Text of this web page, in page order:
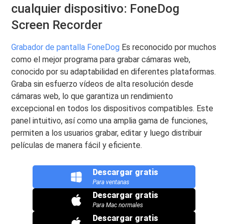
cualquier dispositivo: FoneDog
Screen Recorder
Grabador de pantalla FoneDog Es reconocido por muchos
como el mejor programa para grabar cámaras web,
conocido por su adaptabilidad en diferentes plataformas.
Graba sin esfuerzo vídeos de alta resolución desde
cámaras web, lo que garantiza un rendimiento
excepcional en todos los dispositivos compatibles. Este
panel intuitivo, así como una amplia gama de funciones,
permiten a los usuarios grabar, editar y luego distribuir
películas de manera fácil y eficiente.
Descargar gratis
Para ventanas
Descargar gratis
Para Mac normales
Descargar gratis